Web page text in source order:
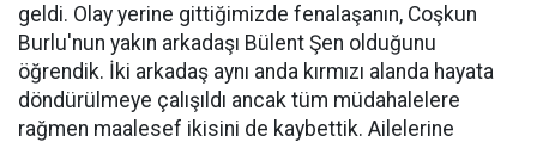
geldi. Olay yerine gittiğimizde fenalaşanın, Coşkun
Burlu'nun yakın arkadaşı Bülent Şen olduğunu
öğrendik. İki arkadaş aynı anda kırmızı alanda hayata
döndürülmeye çalışıldı ancak tüm müdahalelere
rağmen maalesef ikisini de kaybettik. Ailelerine